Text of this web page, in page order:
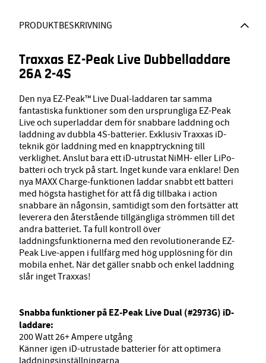
PRODUKTBESKRIVNING
Traxxas EZ-Peak Live Dubbelladdare
26A 2-4S
Den nya EZ-Peak™ Live Dual-laddaren tar samma
fantastiska funktioner som den ursprungliga EZ-Peak
Live och superladdar dem för snabbare laddning och
laddning av dubbla 4S-batterier. Exklusiv Traxxas iD-
teknik gör laddning med en knapptryckning till
verklighet. Anslut bara ett iD-utrustat NiMH- eller LiPo-
batteri och tryck på start. Inget kunde vara enklare! Den
nya MAXX Charge-funktionen laddar snabbt ett batteri
med högsta hastighet för att få dig tillbaka i action
snabbare än någonsin, samtidigt som den fortsätter att
leverera den återstående tillgängliga strömmen till det
andra batteriet. Ta full kontroll över
laddningsfunktionerna med den revolutionerande EZ-
Peak Live-appen i fullfärg med hög upplösning för din
mobila enhet. När det gäller snabb och enkel laddning
slår inget Traxxas!
Snabba funktioner på EZ-Peak Live Dual (#2973G) iD-
laddare:
200 Watt 26+ Ampere utgång
Känner igen iD-utrustade batterier för att optimera
laddningsinställningarna